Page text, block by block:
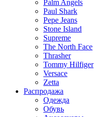
Palm Angels
Paul Shark
Pepe Jeans
Stone Island
Supreme
The North Face
Thrasher
Tommy Hilfiger
Versace
Zetta
Распродажа
Одежда
Обувь